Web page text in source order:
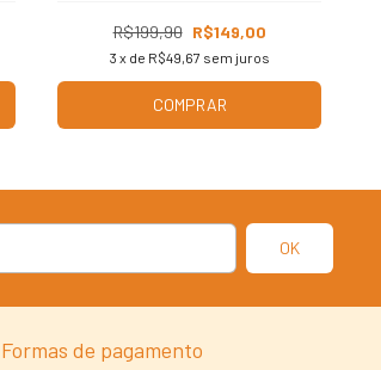
R$199,90 R$149,00
3 x de R$49,67 sem juros
COMPRAR
Formas de pagamento